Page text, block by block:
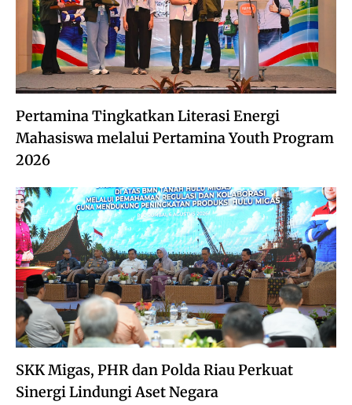
Pertamina Tingkatkan Literasi Energi
Mahasiswa melalui Pertamina Youth Program
2026
SKK Migas, PHR dan Polda Riau Perkuat
Sinergi Lindungi Aset Negara